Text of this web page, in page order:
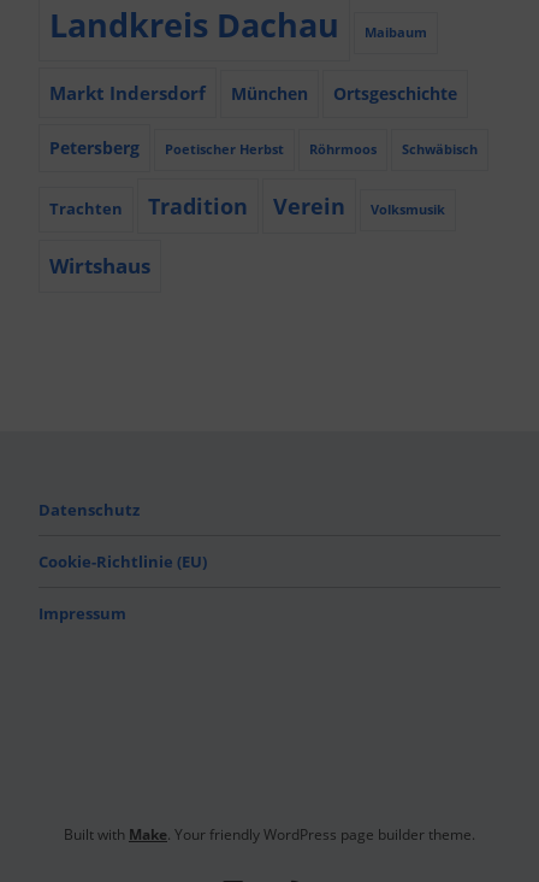
Landkreis Dachau Maibaum
Markt Indersdorf München Ortsgeschichte
Petersberg Poetischer Herbst Röhrmoos Schwäbisch
Trachten Tradition Verein Volksmusik
Wirtshaus
Datenschutz
Cookie-Richtlinie (EU)
Impressum
Built with Make. Your friendly WordPress page builder theme.